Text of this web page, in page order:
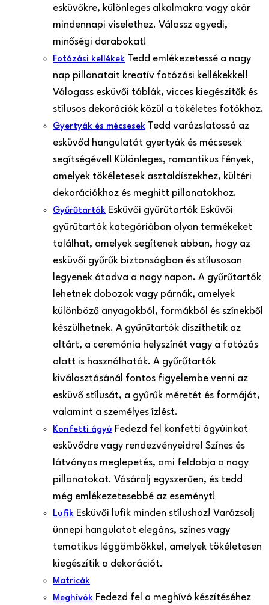
esküvőkre, különleges alkalmakra vagy akár
mindennapi viselethez. Válassz egyedi,
minőségi darabokat!
Fotózási kellékek Tedd emlékezetessé a nagy
nap pillanatait kreatív fotózási kellékekkel!
Válogass esküvői táblák, vicces kiegészítők és
stílusos dekorációk közül a tökéletes fotókhoz.
Gyertyák és mécsesek Tedd varázslatossá az
esküvőd hangulatát gyertyák és mécsesek
segítségével! Különleges, romantikus fények,
amelyek tökéletesek asztaldíszekhez, kültéri
dekorációkhoz és meghitt pillanatokhoz.
Gyűrűtartók Esküvői gyűrűtartók Esküvői
gyűrűtartók kategóriában olyan termékeket
találhat, amelyek segítenek abban, hogy az
esküvői gyűrűk biztonságban és stílusosan
legyenek átadva a nagy napon. A gyűrűtartók
lehetnek dobozok vagy párnák, amelyek
különböző anyagokból, formákból és színekből
készülhetnek. A gyűrűtartók díszíthetik az
oltárt, a ceremónia helyszínét vagy a fotózás
alatt is használhatók. A gyűrűtartók
kiválasztásánál fontos figyelembe venni az
esküvő stílusát, a gyűrűk méretét és formáját,
valamint a személyes ízlést.
Konfetti ágyú Fedezd fel konfetti ágyúinkat
esküvődre vagy rendezvényeidre! Színes és
látványos meglepetés, ami feldobja a nagy
pillanatokat. Vásárolj egyszerűen, és tedd
még emlékezetesebbé az eseményt!
Lufik Esküvői lufik minden stílushoz! Varázsolj
ünnepi hangulatot elegáns, színes vagy
tematikus léggömbökkel, amelyek tökéletesen
kiegészítik a dekorációt.
Matricák
Meghívók Fedezd fel a meghívó készítéséhez